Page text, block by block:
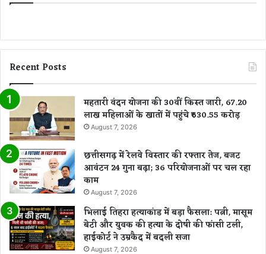
Recent Posts
महतारी वंदन योजना की 30वीं किस्त जारी, 67.20
लाख महिलाओं के खातों में पहुंचे ₹630.55 करोड़
August 7, 2026
छत्तीसगढ़ में रेलवे विस्तार की रफ्तार तेज, बजट
आवंटन 24 गुना बढ़ा; 36 परियोजनाओं पर चल रहा
काम
August 7, 2026
भिलाई तिहरा हत्याकांड में बड़ा फैसला: पत्नी, मासूम
बेटी और युवक की हत्या के दोषी की फांसी टली,
हाईकोर्ट ने उम्रकैद में बदली सजा
August 7, 2026